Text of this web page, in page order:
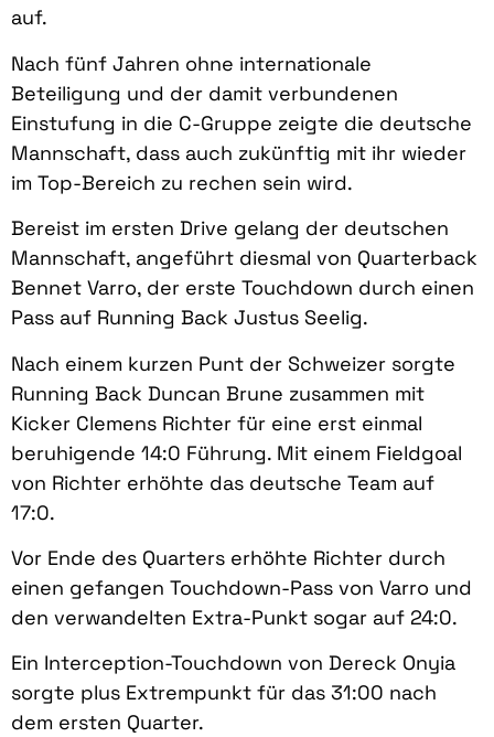
auf.
Nach fünf Jahren ohne internationale
Beteiligung und der damit verbundenen
Einstufung in die C-Gruppe zeigte die deutsche
Mannschaft, dass auch zukünftig mit ihr wieder
im Top-Bereich zu rechen sein wird.
Bereist im ersten Drive gelang der deutschen
Mannschaft, angeführt diesmal von Quarterback
Bennet Varro, der erste Touchdown durch einen
Pass auf Running Back Justus Seelig.
Nach einem kurzen Punt der Schweizer sorgte
Running Back Duncan Brune zusammen mit
Kicker Clemens Richter für eine erst einmal
beruhigende 14:0 Führung. Mit einem Fieldgoal
von Richter erhöhte das deutsche Team auf
17:0.
Vor Ende des Quarters erhöhte Richter durch
einen gefangen Touchdown-Pass von Varro und
den verwandelten Extra-Punkt sogar auf 24:0.
Ein Interception-Touchdown von Dereck Onyia
sorgte plus Extrempunkt für das 31:00 nach
dem ersten Quarter.